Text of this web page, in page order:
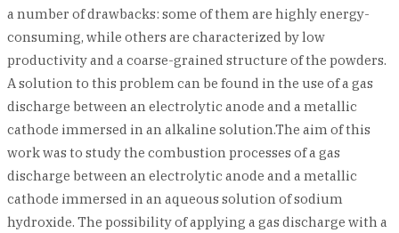
a number of drawbacks: some of them are highly energy-
consuming, while others are characterized by low
productivity and a coarse-grained structure of the powders.
A solution to this problem can be found in the use of a gas
discharge between an electrolytic anode and a metallic
cathode immersed in an alkaline solution.The aim of this
work was to study the combustion processes of a gas
discharge between an electrolytic anode and a metallic
cathode immersed in an aqueous solution of sodium
hydroxide. The possibility of applying a gas discharge with a